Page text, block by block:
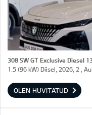
308 SW GT Exclusive Diesel
1.5 (96 kW) Diisel, 2026, 2 ,
OLEN HUVITATUD